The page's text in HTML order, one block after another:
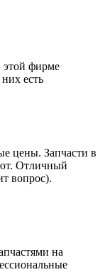
этой фирме
есть
цены. Запчасти в
Отличный
вопрос).
на